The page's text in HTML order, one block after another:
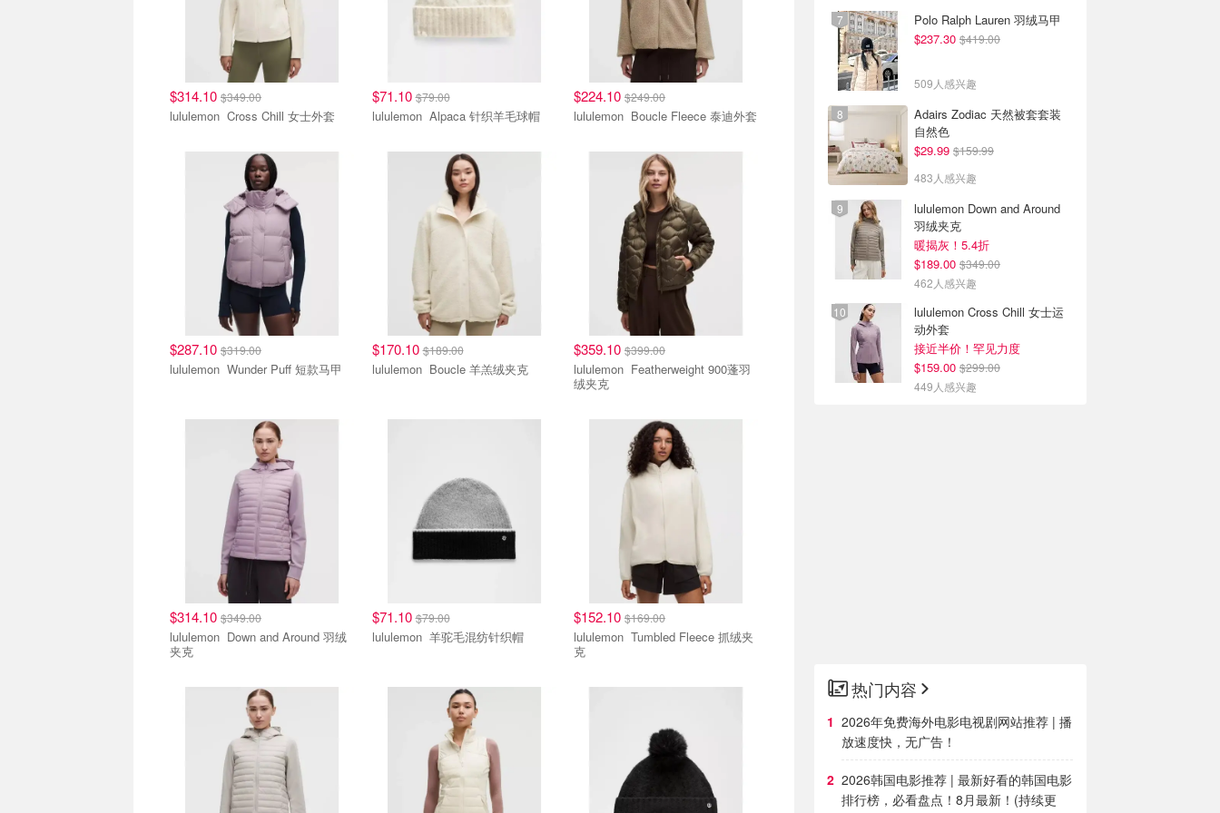
$314.10 $349.00
lululemon Cross Chill 女士外套
$71.10$79.00
lululemon Alpaca 针织羊毛球帽
$224.10 $249.00
lululemon Boucle Fleece 泰迪外套
$287.10 $319.00
lululemon Wunder Puff 短款马甲
$170.10$189.00
lululemon Boucle 羊羔绒夹克
$359.10 $399.00
lululemon Featherweight 900蓬羽
绒夹克
$314.10 $349.00
lululemon Down and Around 羽绒
夹克
$71.10$79.00
lululemon 羊驼毛混纺针织帽
$152.10 $169.00
lululemon Tumbled Fleece 抓绒夹
克
Polo Ralph Lauren 羽绒马甲
$237.30 $419.00
509人感兴趣
Adairs Zodiac 天然被套套装
自然色
$29.99 $159.99
483人感兴趣
lululemon Down and Around
羽绒夹克
暖揭灰！5.4折
$189.00 $349.00
462人感兴趣
lululemon Cross Chill 女士运
动外套
接近半价！罕见力度
$159.00 $299.00
449人感兴趣
热门内容
2026年免费海外电影电视剧网站推荐 | 播
放速度快，无广告！
2026韩国电影推荐 | 最新好看的韩国电影
排行榜，必看盘点！8月最新！(持续更